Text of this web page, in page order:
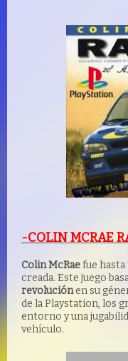
-COLIN MCRAE
Colin McRaefue hasta
creada. Este juego
revoluciónen su
de la Playstation, los
entorno y una
vehículo.